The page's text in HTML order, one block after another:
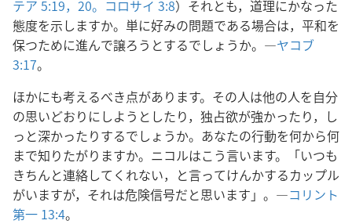
テア 5:19，20。 コロサイ 3:8）それとも，道理にかなった
態度を示しますか。単に好みの問題である場合は，平和を
保つために進んで譲ろうとするでしょうか。―ヤコブ
3:17。
ほかにも考えるべき点があります。その人は他の人を自分
の思いどおりにしようとしたり，独占欲が強かったり，し
っと深かったりするでしょうか。あなたの行動を何から何
まで知りたがりますか。ニコルはこう言います。「いつも
きちんと連絡してくれない，と言ってけんかするカップル
がいますが，それは危険信号だと思います」。―コリント
第一 13:4。